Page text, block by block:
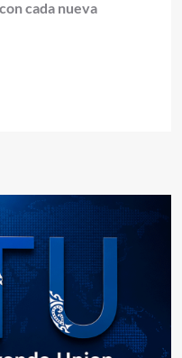
cada nueva